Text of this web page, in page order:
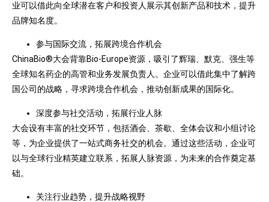
业可以借此向全球潜在客户和投资人展示其创新产品和技术，提升
品牌知名度。
参与国际交流，拓展跨境合作机会
ChinaBio®大会背靠Bio-Europe资源，吸引了辉瑞、默克、强生等
全球知名药企的高管和业务发展负责人。企业可以借此集中了解跨
国公司的战略，寻求跨境合作机会，推动创新成果的国际化。
深度参与社交活动，拓展行业人脉
大会设有丰富的社交环节，包括酒会、茶歇、全体会议和小组讨论
等，为企业提供了一站式商务社交的机会。通过这些活动，企业可
以与全球行业精英建立联系，拓展人脉资源，为未来的合作奠定基
础。
关注行业趋势，提升战略视野